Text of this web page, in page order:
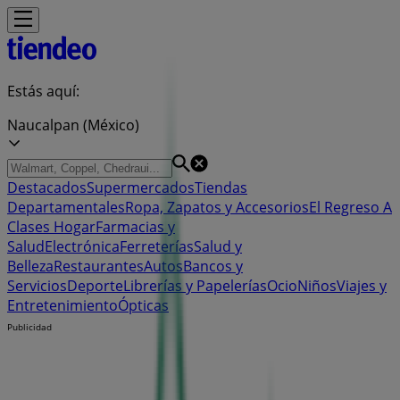
Estás aquí:
Naucalpan (México)
DestacadosSupermercadosTiendas
DepartamentalesRopa, Zapatos y AccesoriosEl Regreso A
Clases HogarFarmacias y
SaludElectrónicaFerreteríasSalud y
BellezaRestaurantesAutosBancos y
ServiciosDeporteLibrerías y PapeleríasOcioNiñosViajes y
EntretenimientoÓpticas
Publicidad